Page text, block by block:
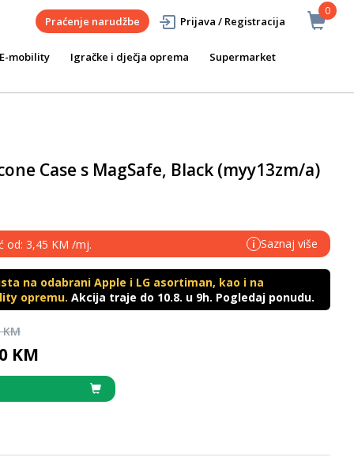
0
Praćenje narudžbe Prijava / Registracija
E-mobility Igračke i dječja oprema Supermarket
Case s MagSafe, Black (myy13zm/a)
od: 3,45 KM /mj. i Saznaj više
na odabrani Apple i LG asortiman, kao i na
opremu. Akcija traje do 10.8. u 9h. Pogledaj ponudu.
KM
KM